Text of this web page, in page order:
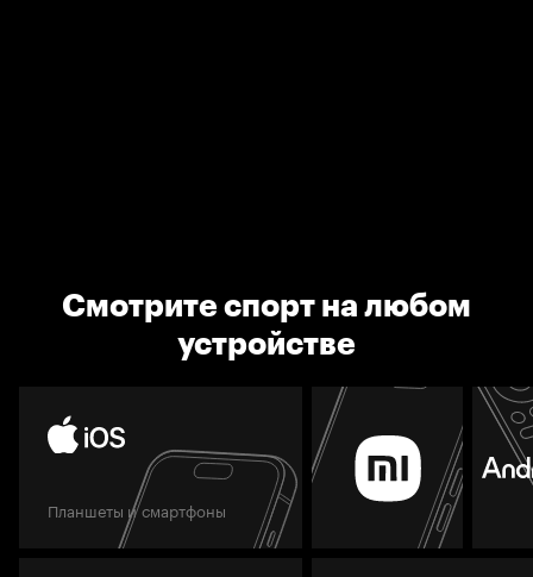
Смотрите спорт на любом
устройстве
Планшеты и смартфоны